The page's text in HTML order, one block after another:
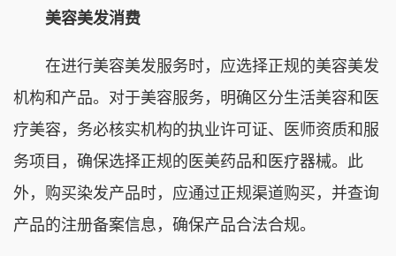
美容美发消费‌
‌在进行美容美发服务时，应选择正规的美容美发
机构和产品。对于美容服务，明确区分生活美容和医
疗美容，务必核实机构的执业许可证、医师资质和服
务项目，确保选择正规的医美药品和医疗器械。此
外，购买染发产品时，应通过正规渠道购买，并查询
产品的注册备案信息，确保产品合法合规。